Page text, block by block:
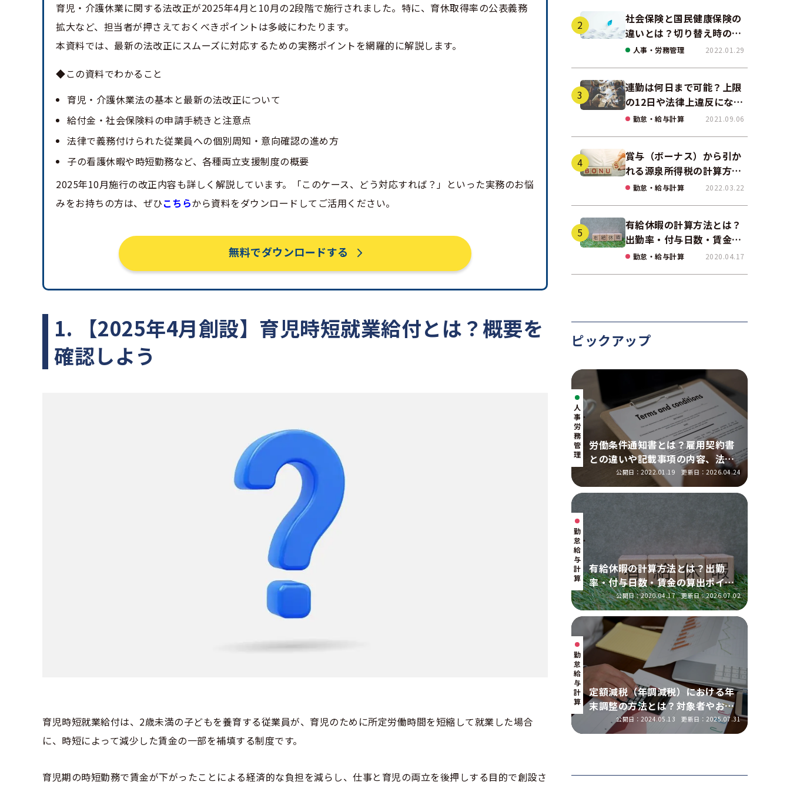
育児・介護休業に関する法改正が2025年4月と10月の2段階で施行されました。特に、育休取得率の公表義務
拡大など、担当者が押さえておくべきポイントは多岐にわたります。
本資料では、最新の法改正にスムーズに対応するための実務ポイントを網羅的に解説します。
◆この資料でわかること
育児・介護休業法の基本と最新の法改正について
給付金・社会保険料の申請手続きと注意点
法律で義務付けられた従業員への個別周知・意向確認の進め方
子の看護休暇や時短勤務など、各種両立支援制度の概要
2025年10月施行の改正内容も詳しく解説しています。「このケース、どう対応すれば？」といった実務のお悩
みをお持ちの方は、ぜひこちらから資料をダウンロードしてご活用ください。
無料でダウンロードする
1. 【2025年4月創設】育児時短就業給付とは？概要を
確認しよう
育児時短就業給付は、2歳未満の子どもを養育する従業員が、育児のために所定労働時間を短縮して就業した場合
に、時短によって減少した賃金の一部を補填する制度です。
育児期の時短勤務で賃金が下がったことによる経済的な負担を減らし、仕事と育児の両立を後押しする目的で創設さ
社会保険と国民健康保険の
違いとは？切り替え時の手
続きや任意継続について解
人事・労務管理 2022.01.29
連勤は何日まで可能？上限
の12日や法律上違反になる
場合も解説
勤怠・給与計算 2021.09.06
賞与（ボーナス）から引か
れる源泉所得税の計算方法
をわかりやすく解説
勤怠・給与計算 2022.03.22
有給休暇の計算方法とは？
出勤率・付与日数・賃金の
算出ポイントを実務に即し
勤怠・給与計算 2020.04.17
ピックアップ
人
事・
労
務
管
理
労働条件通知書とは？雇用契約書
との違いや記載事項の内容、法改
正の明示ルールを解説
公開日：2022.01.19 更新日：2026.04.24
勤
怠・
給
与
計
算
有給休暇の計算方法とは？出勤
率・付与日数・賃金の算出ポイン
トを実務に即して解説
公開日：2020.04.17 更新日：2026.07.02
勤
怠・
給
与
計
算
定額減税（年調減税）における年
末調整の方法とは？対象者やおこ
なう手順を解説
公開日：2024.05.13 更新日：2025.07.31